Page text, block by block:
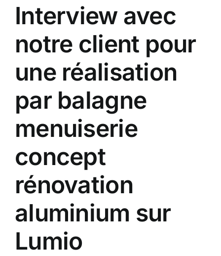
Interview avec
notre client pour
une réalisation
par balagne
menuiserie
concept
rénovation
aluminium sur
Lumio